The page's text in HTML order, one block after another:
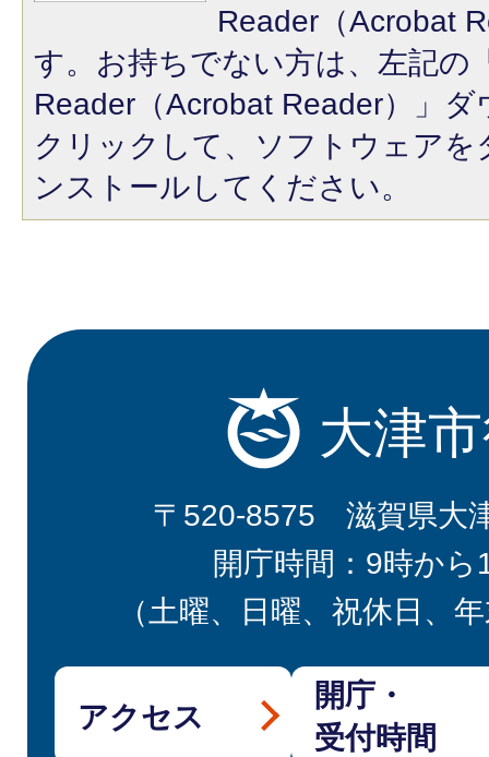
Reader（Acrobat
す。お持ちでない方は、左記の
Reader（Acrobat Reader）」
クリックして、ソフトウェア
ンストールしてください。
大津
〒520-8575 滋賀県大
開庁時間：9時から
（土曜、日曜、祝休日、
アクセス
開庁・
受付時間